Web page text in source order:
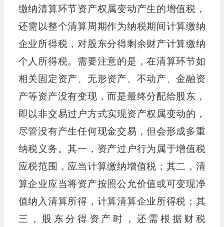
缴纳清算环节资产权属变动产生的增值税，
还需以整个清算周期作为纳税期间计算缴纳
企业所得税，对股东分得剩余财产计算缴纳
个人所得税。需要注意的是，在清算环节如
相关固定资产、无形资产、不动产、金融资
产等资产没有变现，而是最终分配给股东，
即以非交易过户方式实现资产权属变动的，
尽管没有产生任何现金交易，但会形成多重
纳税义务。其一，资产过户行为属于增值税
应税范围，应当计算缴纳增值税；其二，清
算企业应当将资产按照公允价值或可变现净
值纳入清算所得，计算清算企业所得税；其
三，股东分得资产时，还需根据财税